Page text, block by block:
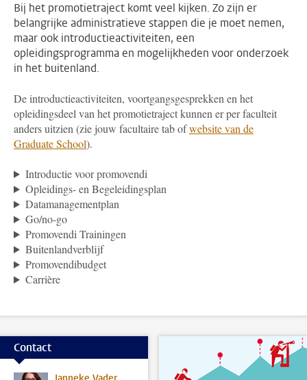
Bij het promotietraject komt veel kijken. Zo zijn er
belangrijke administratieve stappen die je moet nemen,
maar ook introductieactiviteiten, een
opleidingsprogramma en mogelijkheden voor onderzoek
in het buitenland.
De introductieactiviteiten, voortgangsgesprekken en het
opleidingsdeel van het promotietraject kunnen er per faculteit
anders uitzien (zie jouw facultaire tab ofwebsite van de
Graduate School).
Introductie voor promovendi
Opleidings- en Begeleidingsplan
Datamanagementplan
Go/no-go
Promovendi Trainingen
Buitenlandverblijf
Promovendibudget
Carrière
Contact